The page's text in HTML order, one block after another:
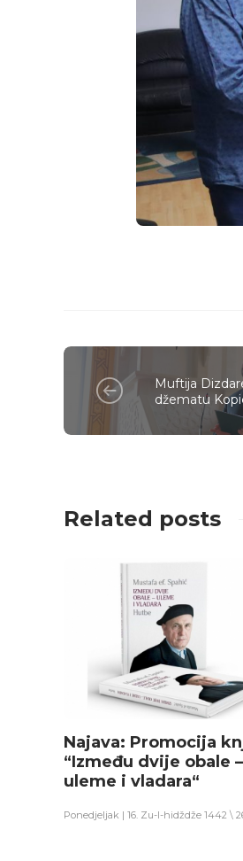
Muftija
džematu
Related posts
Najava: Promocija
“Između dvije obale –
uleme i vladara“
Ponedjeljak | 16. Zu-l-hidždže 1442 \